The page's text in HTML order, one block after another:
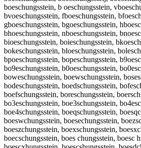
boeschungsstein, b oeschungsstein,
bvoeschungsstein, fboeschungsstein,
gboeschungsstein, bgoeschungsstein,
bhoeschungsstein, nboeschungsstein,
bioeschungsstein, boieschungsstein,
bokeschungsstein, bloeschungsstein,
bpoeschungsstein, bopeschungsstein,
bo9eschungsstein, b0oeschungsstein,
boweschungsstein, boewschungsstein,
bodeschungsstein, boedschungsstein,
boefschungsstein, boreschungsstein,
bo3eschungsstein, boe3schungsstein,
boe4schungsstein, boeqschungsstein,
boeswchungsstein, boesechungsstein,
boeszchungsstein, boexschungsstein,
boecschungsstein, boes chungsstein, boesc